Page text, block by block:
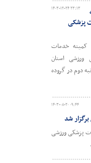
۱۴۰۳-۱۲-۲۴ ۲۳:۱۳
پزشکی
کمیته خدمات
ورزشی استان
دوم در گروده
۱۴۰۳-۰۸-۲۰ ۰۹:۴۴
شد
پزشکی ورزشی